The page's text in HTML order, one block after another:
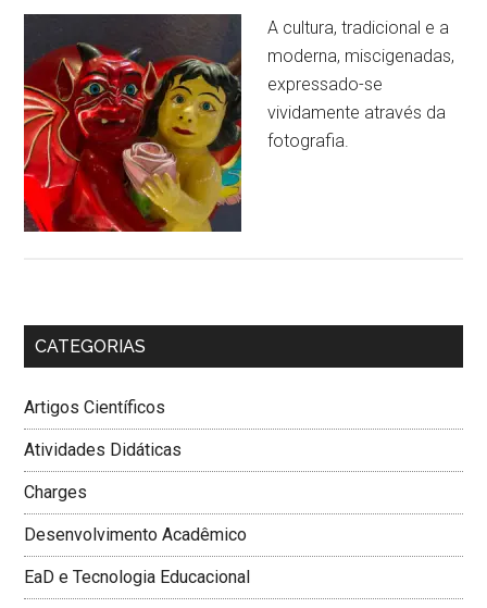
A cultura, tradicional e a
moderna, miscigenadas,
expressado-se
vividamente através da
fotografia.
CATEGORIAS
Artigos Científicos
Atividades Didáticas
Charges
Desenvolvimento Acadêmico
EaD e Tecnologia Educacional